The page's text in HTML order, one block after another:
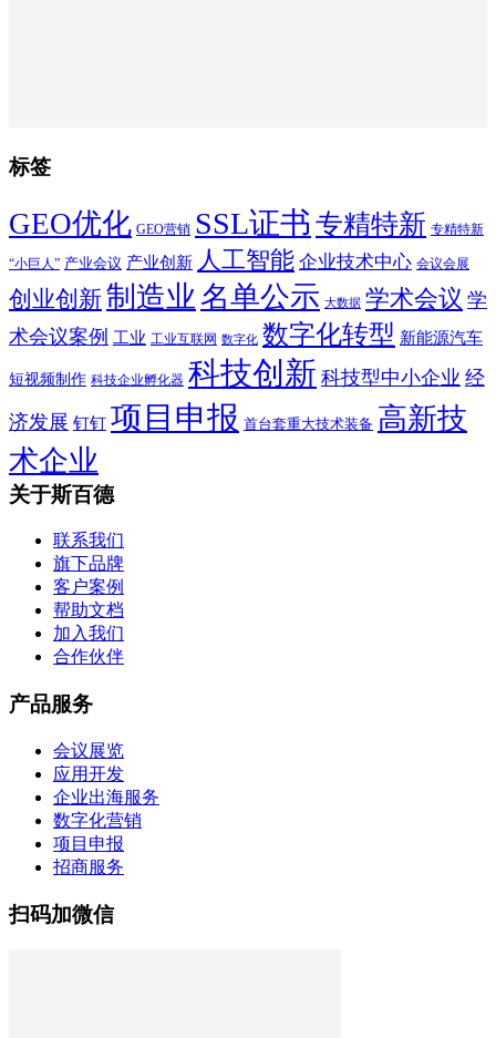
标签
GEO优化 GEO营销 SSL证书 专精特新 专精特新
“小巨人” 产业会议 产业创新 人工智能 企业技术中心 会议会展
创业创新制造业 名单公示 大数据 学术会议 学
术会议案例 工业 工业互联网 数字化 数字化转型 新能源汽车
短视频制作 科技企业孵化器 科技创新 科技型中小企业 经
济发展 钉钉 项目申报 首台套重大技术装备 高新技
术企业
关于斯百德
联系我们
旗下品牌
客户案例
帮助文档
加入我们
合作伙伴
产品服务
会议展览
应用开发
企业出海服务
数字化营销
项目申报
招商服务
扫码加微信